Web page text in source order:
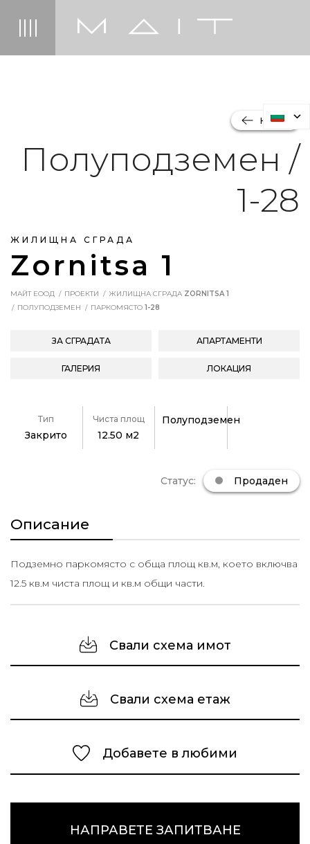
ЖИЛИЩНА СГРАДА
Zornitsa 1
НАЗАД
Полуподземен /
1-28
МАЙТ ЕООД ПРОЕКТИ ЖИЛИЩНА СГРАДА ZORNITSA 1
ПОЛУПОДЗЕМЕН
ПАРКОМЯСТО 1-28
ЗА СГРАДАТА АПАРТАМЕНТИ
ГАЛЕРИЯ ЛОКАЦИЯ
Тип
Закрито
Чиста площ
12.50 м2
Полуподземен
Статус: Продаден
Описание
Подземно паркомясто с обща площ кв.м, което включва
12.5 кв.м чиста площ и кв.м общи части.
Свали схема имот
Свали схема етаж
Добавете в любими
НАПРАВЕТЕ ЗАПИТВАНЕ